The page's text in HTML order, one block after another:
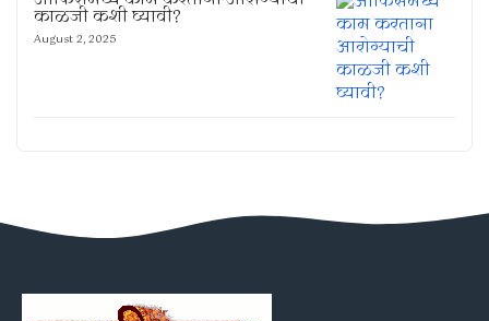
काळजी कशी घ्यावी?
August 2, 2025